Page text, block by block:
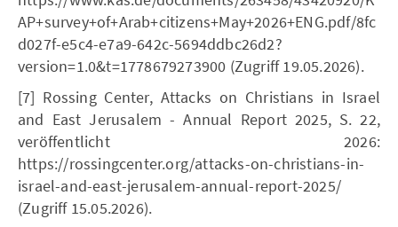
AP+survey+of+Arab+citizens+May+2026+ENG.pdf/8fc
d027f-e5c4-e7a9-642c-5694ddbc26d2?
version=1.0&t=1778679273900 (Zugriff 19.05.2026).
[7] Rossing Center, Attacks on Christians in Israel
and East Jerusalem - Annual Report 2025, S. 22,
veröffentlicht 2026:
https://rossingcenter.org/attacks-on-christians-in-
israel-and-east-jerusalem-annual-report-2025/
(Zugriff 15.05.2026).